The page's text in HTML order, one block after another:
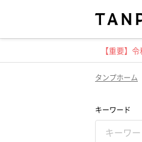
【重要】
タンプホーム
キーワード